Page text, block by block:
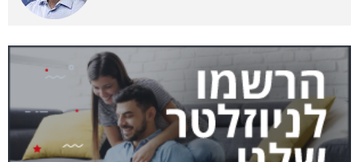
קריירה
ולימודים
מינויים
רייטינג